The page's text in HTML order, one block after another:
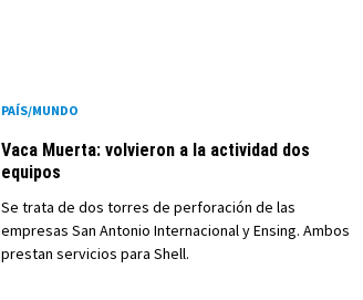
PAÍS/MUNDO
Vaca Muerta: volvieron a la actividad dos
equipos
Se trata de dos torres de perforación de las
empresas San Antonio Internacional y Ensing. Ambos
prestan servicios para Shell.